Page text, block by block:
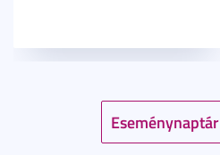
Eseménynaptár